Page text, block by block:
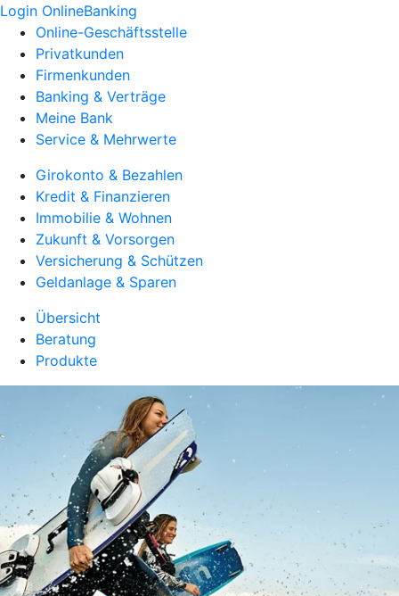
Login OnlineBanking
Online-Geschäftsstelle
Privatkunden
Firmenkunden
Banking & Verträge
Meine Bank
Service & Mehrwerte
Girokonto & Bezahlen
Kredit & Finanzieren
Immobilie & Wohnen
Zukunft & Vorsorgen
Versicherung & Schützen
Geldanlage & Sparen
Übersicht
Beratung
Produkte